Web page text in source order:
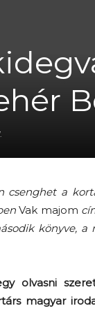
csenghet a
Vak majom
könyve, a
olvasni
magyar